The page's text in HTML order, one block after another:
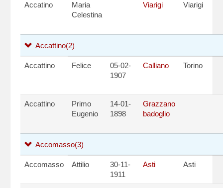
Accatino
Maria
Celestina
Viarigi Viarigi
Accattino(2)
Accattino Felice
05-02-
1907
Calliano Torino
Accattino
Primo
Eugenio
14-01-
1898
Grazzano
badoglio
Accomasso(3)
Accomasso Attilio
30-11-
1911
Asti Asti